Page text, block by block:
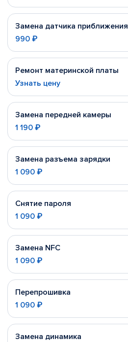
Замена датчика приближения
990 ₽
Ремонт материнской платы
Узнать цену
Замена передней камеры
1 190 ₽
Замена разъема зарядки
1 090 ₽
Снятие пароля
1 090 ₽
Замена NFC
1 090 ₽
Перепрошивка
1 090 ₽
Замена динамика